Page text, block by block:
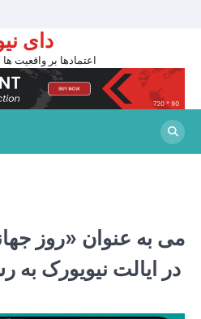
دای
اعتمادها بر واقعیت
می به عنوان «روز
در ایالت نیویورک